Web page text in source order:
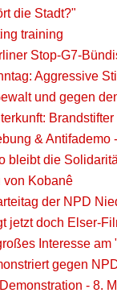
die Stadt?"
training
Stop-G7-
Aggressive
und gegen
& Antifademo
bleibt die
von Kobanê
der NPD
jetzt doch Elser-
Interesse am
gegen
- 8.